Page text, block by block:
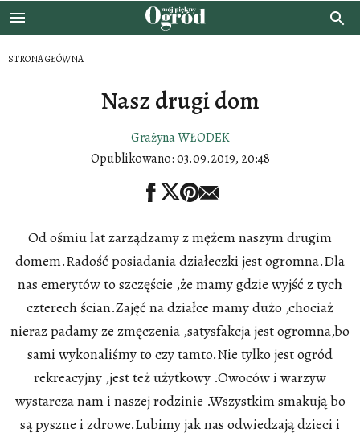
STRONA GŁÓWNA
Nasz drugi dom
Grażyna WŁODEK
Opublikowano:03.09.2019, 20:48
Od ośmiu lat zarządzamy z mężem naszym drugim
domem.Radość posiadania działeczki jest ogromna.Dla
nas emerytów to szczęście ,że mamy gdzie wyjść z tych
czterech ścian.Zajęć na działce mamy dużo ,chociaż
nieraz padamy ze zmęczenia ,satysfakcja jest ogromna,bo
sami wykonaliśmy to czy tamto.Nie tylko jest ogród
rekreacyjny ,jest też użytkowy .Owoców i warzyw
wystarcza nam i naszej rodzinie .Wszystkim smakują bo
są pyszne i zdrowe.Lubimy jak nas odwiedzają dzieci i